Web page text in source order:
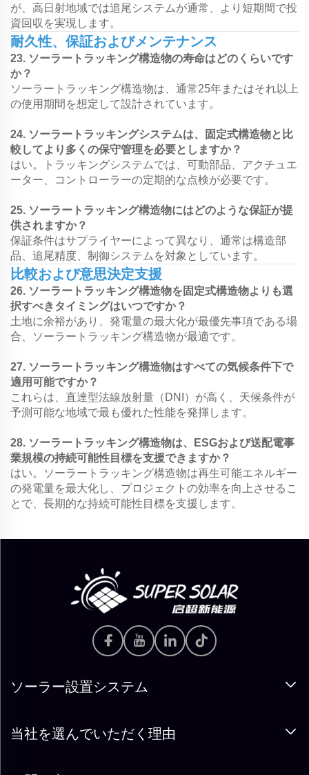
が、高日射地域では追尾システムが通常、より短期間で投
資回収を実現します。
耐久性、保証およびメンテナンス
23. ソーラートラッキング構造物の寿命はどのくらいです
か？
ソーラートラッキング構造物は、通常25年またはそれ以上
の使用期間を想定して設計されています。
24. ソーラートラッキングシステムは、固定式構造物と比
較してより多くの保守管理を必要としますか？
はい。トラッキングシステムでは、可動部品、アクチュエ
ーター、コントローラーの定期的な点検が必要です。
25. ソーラートラッキング構造物にはどのような保証が提
供されますか？
保証条件はサプライヤーによって異なり、通常は構造部
品、追尾精度、制御システムを対象としています。
比較および意思決定支援
26. ソーラートラッキング構造物を固定式構造物よりも選
択すべきタイミングはいつですか？
土地に余裕があり、発電量の最大化が最優先事項である場
合、ソーラートラッキング構造物が最適です。
27. ソーラートラッキング構造物はすべての気候条件下で
適用可能ですか？
これらは、直達型法線放射量（DNI）が高く、天候条件が
予測可能な地域で最も優れた性能を発揮します。
28. ソーラートラッキング構造物は、ESGおよび送配電事
業規模の持続可能性目標を支援できますか？
はい。ソーラートラッキング構造物は再生可能エネルギー
の発電量を最大化し、プロジェクトの効率を向上させるこ
とで、長期的な持続可能性目標を支援します。
ソーラー設置システム
当社を選んでいただく理由